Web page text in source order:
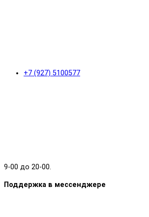
+7 (927) 5100577
9-00 до 20-00.
Поддержка в мессенджере